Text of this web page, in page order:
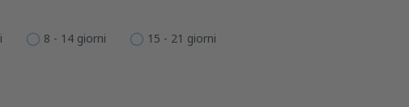
8 - 14 giorni 15 - 21 giorni